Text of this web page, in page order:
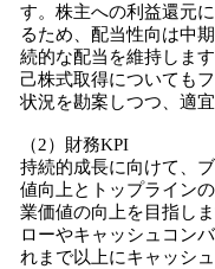
す。株主への利益還元
るため、配当性向は中
続的な配当を維持しま
己株式取得についても
状況を勘案しつつ、適宜
（2）財務KPI
持続的成長に向けて、
値向上とトップライン
業価値の向上を目指し
ローやキャッシュコン
れまで以上にキャッシ